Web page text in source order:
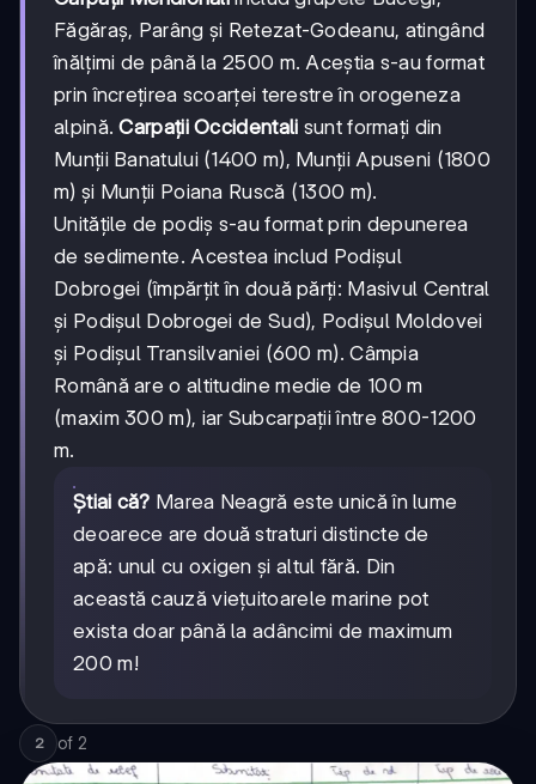
Făgăraș, Parâng și Retezat-Godeanu, atingând
înălțimi de până la 2500 m. Aceștia s-au format
prin încreţirea scoarței terestre în orogeneza
alpină.Carpații Occidentali sunt formați din
Munții Banatului (1400 m), Munții Apuseni (1800
m) și Munții Poiana Ruscă (1300 m).
Unitățile de podiș s-au format prin depunerea
de sedimente. Acestea includ Podișul
Dobrogei (împărțit în două părți: Masivul Central
și Podișul Dobrogei de Sud), Podișul Moldovei
și Podișul Transilvaniei (600 m). Câmpia
Română are o altitudine medie de 100 m
(maxim 300 m), iar Subcarpații între 800-1200
m.
Știai că? Marea Neagră este unică în lume
deoarece are două straturi distincte de
apă: unul cu oxigen și altul fără. Din
această cauză viețuitoarele marine pot
exista doar până la adâncimi de maximum
200 m!
2 of 2